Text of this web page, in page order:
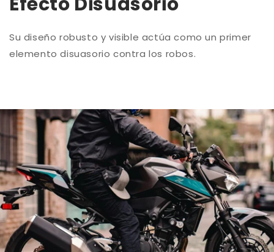
Su diseño robusto y visible actúa como un primer
elemento disuasorio contra los robos.